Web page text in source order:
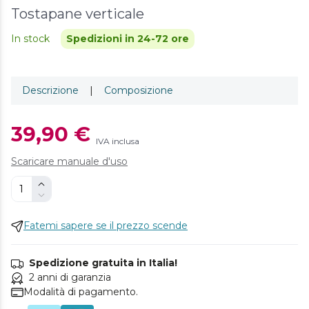
Tostapane verticale
In stock Spedizioni in 24-72 ore
Descrizione | Composizione
39,90 € IVA inclusa
Scaricare manuale d'uso
Fatemi sapere se il prezzo scende
Spedizione gratuita in Italia!
2 anni di garanzia
Modalità di pagamento.